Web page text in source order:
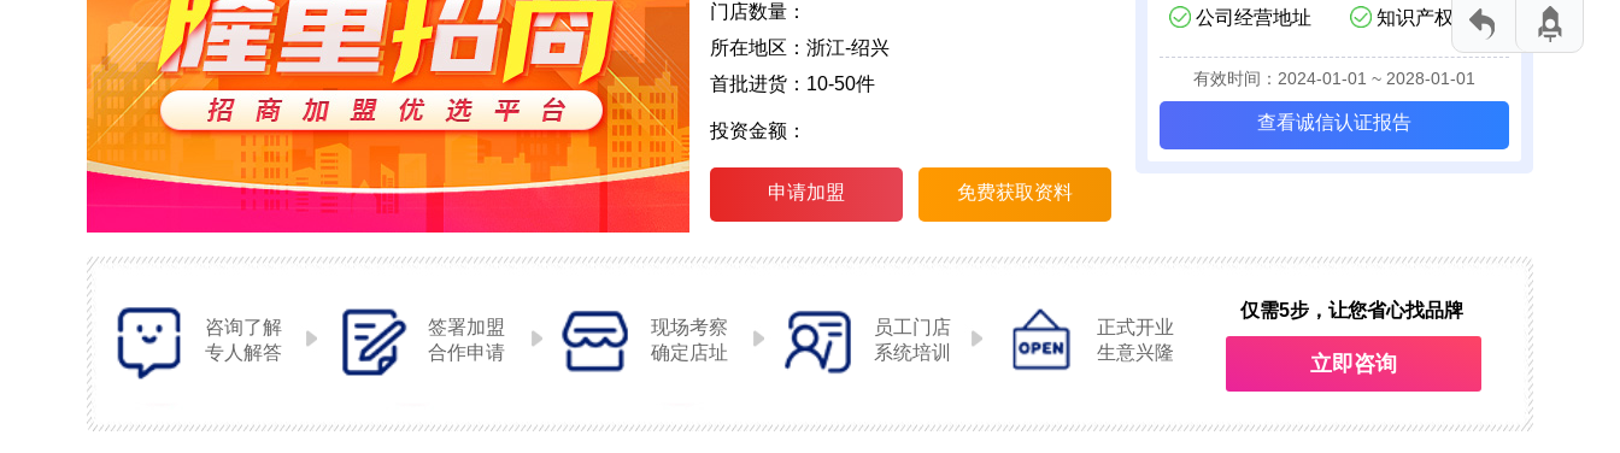
门店数量：
所在地区：浙江-绍兴
首批进货：10-50件
投资金额：
申请加盟 免费获取资料
公司经营地址 知识产权信息
有效时间：2024-01-01 ~ 2028-01-01
查看诚信认证报告
咨询了解
专人解答
签署加盟
合作申请
现场考察
确定店址
员工门店
系统培训
正式开业
生意兴隆
仅需5步，让您省心找品牌
立即咨询